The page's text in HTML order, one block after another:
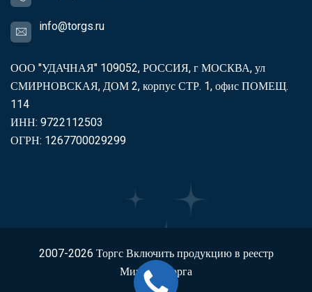
info@torgs.ru
ООО "УДАЧНАЯ" 109052, РОССИЯ, г МОСКВА, ул
СМИРНОВСКАЯ, ДОМ 2, корпус СТР. 1, офис ПОМЕЩ.
114
ИНН: 9722112503
ОГРН: 1267700029299
2007-2026ТоргсВключить продукцию в реестр
Минпромторга